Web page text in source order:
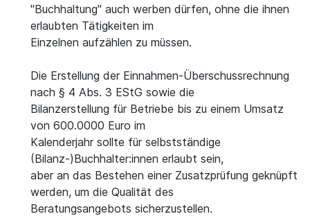
"Buchhaltung" auch werben dürfen, ohne die ihnen
erlaubten Tätigkeiten im
Einzelnen aufzählen zu müssen.
Die Erstellung der Einnahmen-Überschussrechnung
nach § 4 Abs. 3 EStG sowie die
Bilanzerstellung für Betriebe bis zu einem Umsatz
von 600.0000 Euro im
Kalenderjahr sollte für selbstständige
(Bilanz-)Buchhalter:innen erlaubt sein,
aber an das Bestehen einer Zusatzprüfung geknüpft
werden, um die Qualität des
Beratungsangebots sicherzustellen.